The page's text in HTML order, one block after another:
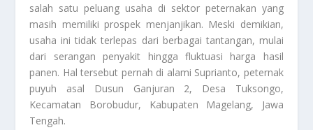
salah satu peluang usaha di sektor peternakan yang
masih memiliki prospek menjanjikan. Meski demikian,
usaha ini tidak terlepas dari berbagai tantangan, mulai
dari serangan penyakit hingga fluktuasi harga hasil
panen. Hal tersebut pernah di alami Suprianto, peternak
puyuh asal Dusun Ganjuran 2, Desa Tuksongo,
Kecamatan Borobudur, Kabupaten Magelang, Jawa
Tengah.